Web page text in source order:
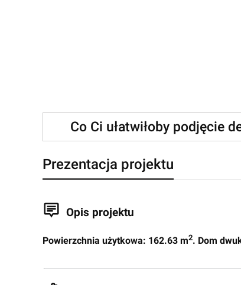
Co Ci ułatwiłoby podjęcie
Prezentacja projektu
Opis projektu
Powierzchnia użytkowa: 162.63 m2. Dom